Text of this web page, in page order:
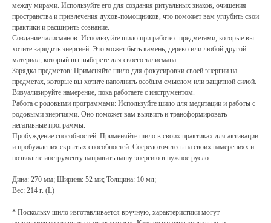
между мирами. Используйте его для создания ритуальных знаков, очищения
пространства и привлечения духов-помощников, что поможет вам углубить свои
практики и расширить сознание.
Создание талисманов: Используйте шило при работе с предметами, которые вы
хотите зарядить энергией. Это может быть камень, дерево или любой другой
материал, который вы выберете для своего талисмана.
Зарядка предметов: Применяйте шило для фокусировки своей энергии на
предметах, которые вы хотите наполнить особым смыслом или защитной силой.
Визуализируйте намерение, пока работаете с инструментом.
Работа с родовыми программами: Используйте шило для медитации и работы с
родовыми энергиями. Оно поможет вам выявить и трансформировать
негативные программы.
Пробуждение способностей: Применяйте шило в своих практиках для активации
и пробуждения скрытых способностей. Сосредоточьтесь на своих намерениях и
позвольте инструменту направить вашу энергию в нужное русло.
Дина: 270 мм; Ширина: 52 ми; Толщина: 10 мл;
Вес: 214 г. (L)
* Поскольку шило изготавливается вручную, характеристики могут